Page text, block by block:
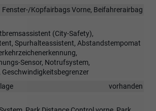
Fenster-/Kopfairbags Vorne, Beifahrerairbag
(City-Safety),
Spurhalteassistent, Abstandstempomat
Sensor, Notrufsystem,
vorhanden